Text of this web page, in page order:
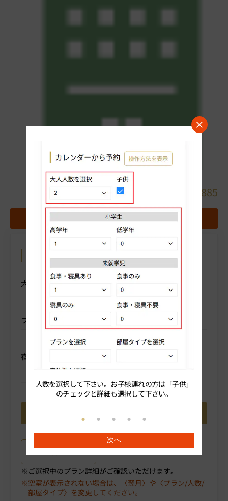
人数を選択して下さい。お子様連れの方は「子供」
のチェックと詳細も選択して下さい。
次へ
詳細
048-825-0885
地図
お気に入りホテルに追加する
カレンダーから予約 操作方法を表示
大人人数を選択 子供
プランを選択 部屋タイプを選択
宿泊数を選択
プラン詳細はこちら
ご選択中のプラン詳細がご確認いただけます。
空室が表示されない場合は、〈翌月〉や〈プラン/人数/
部屋タイプ〉を変更してください。